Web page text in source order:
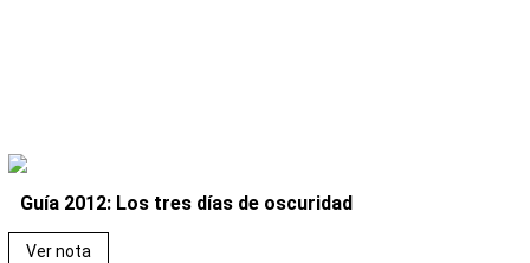
Guía 2012: Los tres días de oscuridad
Ver nota